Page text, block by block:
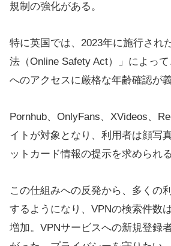
規制の強化がある。
特に英国では、2023年に施行され
法（Online Safety Act）」によっ
へのアクセスに厳格な年齢確認が
Pornhub、OnlyFans、XVideos、
イトが対象となり、利用者は顔写
ットカード情報の提示を求められる
この仕組みへの反発から、多くの
するようになり、VPNの検索件数
増加。VPNサービスへの新規登録